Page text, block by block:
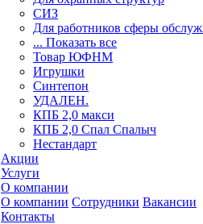
СИЗ
Для работников сферы
... Показать все
Товар ЮФНМ
Игрушки
Синтепон
УДАЛЕН.
КПБ 2,0 макси
КПБ 2,0 Спал Спалыч
Нестандарт
Акции
Услуги
О компании
О компании Сотрудники Вакансии
Контакты